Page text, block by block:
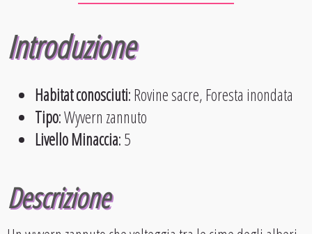
Introduzione
Habitat conosciuti: Rovine sacre, Foresta inondata
Tipo: Wyvern zannuto
Livello Minaccia: 5
Descrizione